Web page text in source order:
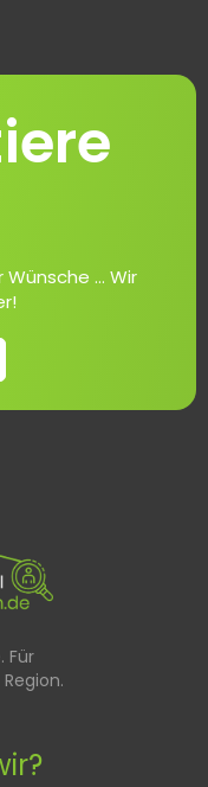
... Wir
Für